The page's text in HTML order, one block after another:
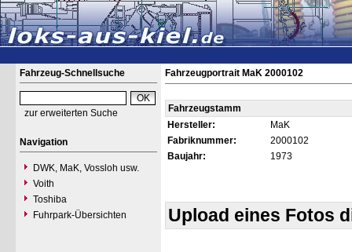
Fahrzeug-Schnellsuche
zur erweiterten Suche
Navigation
DWK, MaK, Vossloh usw.
Voith
Toshiba
Fuhrpark-Übersichten
Fahrzeugportrait MaK 2000102
Fahrzeugstamm
Hersteller:
MaK
Fabriknummer:
2000102
Baujahr:
1973
Upload eines Fotos